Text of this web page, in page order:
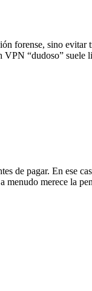
forense, sino
“dudoso”
de pagar. En ese
merece la